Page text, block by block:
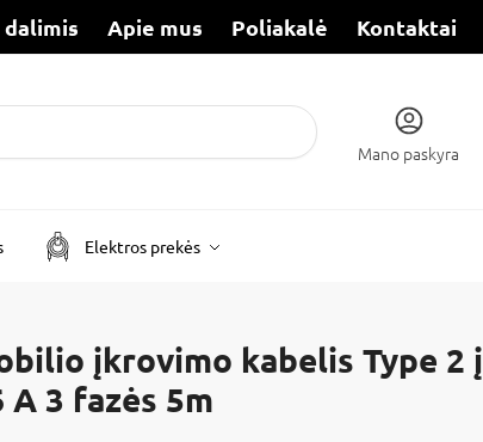
dalimis Apie mus Poliakalė Kontaktai
Mano paskyra
Elektros prekės
įkrovimo kabelis Type 2 į
A 3 fazės 5m